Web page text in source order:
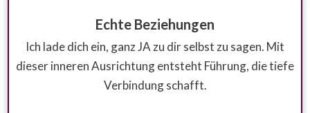
Echte Beziehungen
Ich lade dich ein, ganz JA zu dir selbst zu sagen. Mit
dieser inneren Ausrichtung entsteht Führung, die tiefe
Verbindung schafft.